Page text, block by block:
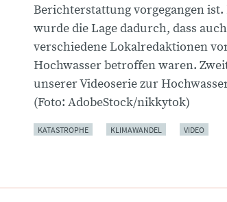
Berichterstattung vorgegangen
wurde die Lage dadurch, dass auch
verschiedene Lokalredaktionen
Hochwasser betroffen waren.
unserer Videoserie zur
(Foto: AdobeStock/nikkytok)
KATASTROPHE KLIMAWANDEL VIDEO